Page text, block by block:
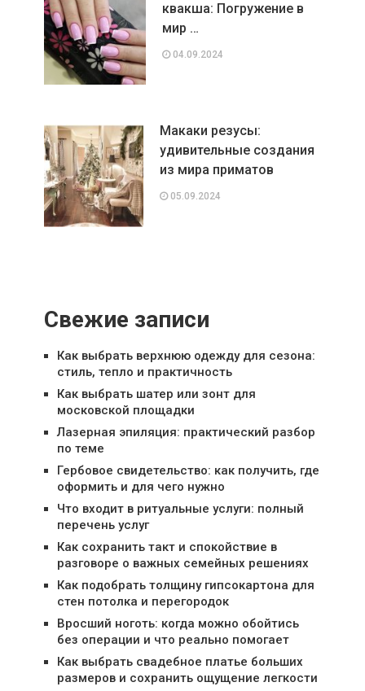
квакша: Погружение в
мир …
04.09.2024
Макаки резусы:
удивительные создания
из мира приматов
05.09.2024
Свежие записи
Как выбрать верхнюю одежду для сезона:
стиль, тепло и практичность
Как выбрать шатер или зонт для
московской площадки
Лазерная эпиляция: практический разбор
по теме
Гербовое свидетельство: как получить, где
оформить и для чего нужно
Что входит в ритуальные услуги: полный
перечень услуг
Как сохранить такт и спокойствие в
разговоре о важных семейных решениях
Как подобрать толщину гипсокартона для
стен потолка и перегородок
Вросший ноготь: когда можно обойтись
без операции и что реально помогает
Как выбрать свадебное платье больших
размеров и сохранить ощущение легкости